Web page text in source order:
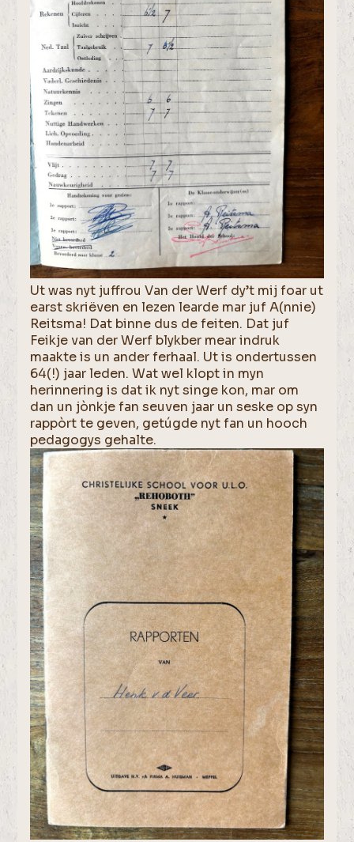
Ut was nyt juffrou Van der Werf dy’t mij foar ut
earst skriëven en lezen learde mar juf A(nnie)
Reitsma! Dat binne dus de feiten. Dat juf
Feikje van der Werf blykber mear indruk
maakte is un ander ferhaal. Ut is ondertussen
64(!) jaar leden. Wat wel klopt in myn
herinnering is dat ik nyt singe kon, mar om
dan un jònkje fan seuven jaar un seske op syn
rappòrt te geven, getúgde nyt fan un hooch
pedagogys gehalte.